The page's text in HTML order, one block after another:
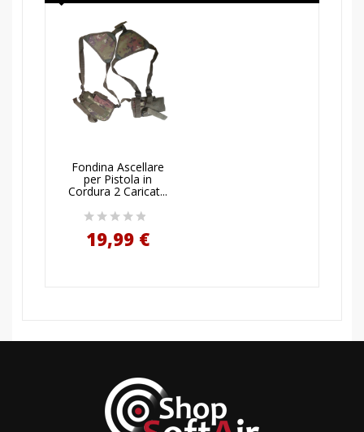
CARRELLO
Fondina Ascellare
per Pistola in
Cordura 2 Caricat...
19,99 €